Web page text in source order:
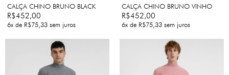
CALÇA CHINO BRUNO BLACK
R$452,00
6x de R$75,33 sem juros
CALÇA CHINO BRUNO VINHO
R$452,00
6x de R$75,33 sem juros